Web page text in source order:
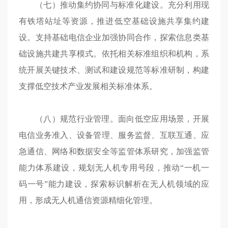
（七）推动集约协同与标准化建设。充分利用现
有铁塔站址等资源，推进低空基础设施共享集约建
设。支持基础电信企业加强协同合作，探索信息类基
础设施共建共享模式。依托相关标准组织和机构，系
统开展关键技术、测试和建设规范等标准研制，构建
支撑低空技术产业发展相关标准体系。
（八）规范行业管理。面向低空应用场景，开展
电信业务准入、设备管理、服务监督、互联互通、应
急通信、网络和数据安全等监管体系研究，加强监管
能力体系建设，规划无人机专用号段，推动“一机一
码一号”能力建设，探索标识解析在无人机领域的应
用，形成无人机通信资源精细化管理。